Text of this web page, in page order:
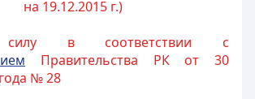
на 19.12.2015 г.)
силу в соответствии с
Правительства РК от 30
№ 28